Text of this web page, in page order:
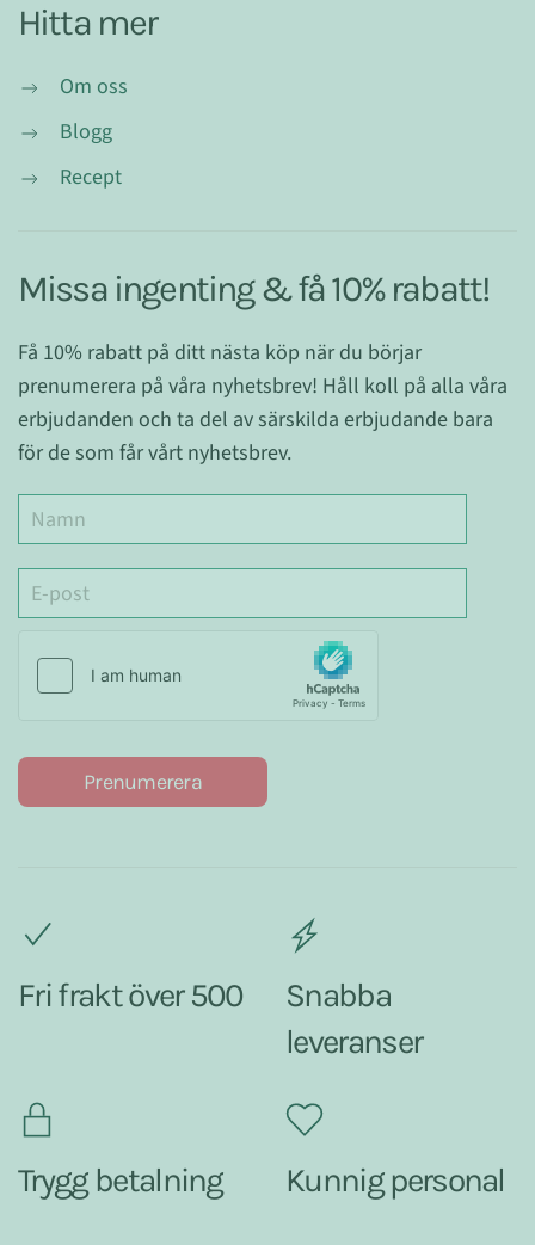
Hitta mer
Om oss
Blogg
Recept
Missa ingenting & få 10% rabatt!
Få 10% rabatt på ditt nästa köp när du börjar
prenumerera på våra nyhetsbrev! Håll koll på alla våra
erbjudanden och ta del av särskilda erbjudande bara
för de som får vårt nyhetsbrev.
Prenumerera
Fri frakt över 500
Snabba
leveranser
Trygg betalning Kunnig personal